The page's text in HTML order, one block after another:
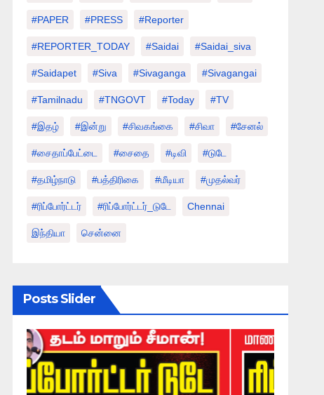
#PAPER #PRESS #Reporter
#REPORTER_TODAY #saidai #saidai_siva
#saidapet #Siva #Sivaganga #sivagangai
#tamilnadu #TNGOVT #today #TV
#இதழ் #இன்று #சிவகங்கை #சிவா #சேனல்
#சைதாப்பேட்டை #சைதை #டிவி #டுடே
#தமிழ்நாடு #பத்திரிகை #மீடியா #முதல்வர்
#ரிப்போர்ட்டர் #ரிப்போர்ட்டர்_டுடே Chennai
இந்தியா சென்னை
Posts Slider